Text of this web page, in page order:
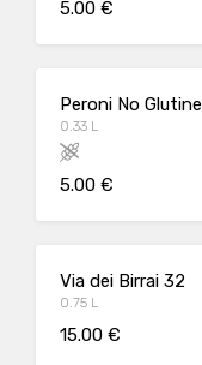
5.00 €
Peroni No Glutine
0.33 L
5.00 €
Via dei Birrai 32
0.75 L
15.00 €